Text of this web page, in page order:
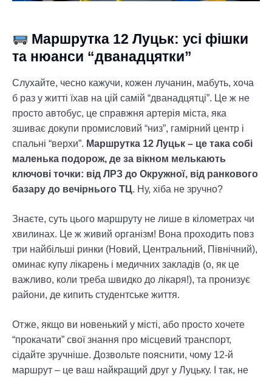
Маршрутка 12 Луцьк: усі фішки
та нюанси “дванадцятки”
Слухайте, чесно кажучи, кожен лучанин, мабуть, хоча
б раз у житті їхав на цій самій “дванадцятці”. Це ж не
просто автобус, це справжня артерія міста, яка
зшиває докупи промисловий “низ”, гамірний центр і
спальні “верхи”. Маршрутка 12 Луцьк – це така собі
маленька подорож, де за вікном мелькають
ключові точки: від ЛРЗ до Окружної, від ранкового
базару до вечірнього ТЦ. Ну, хіба не зручно?
Знаєте, суть цього маршруту не лише в кілометрах чи
хвилинах. Це ж живий організм! Вона проходить повз
три найбільші ринки (Новий, Центральний, Північний),
оминає купу лікарень і медичних закладів (о, як це
важливо, коли треба швидко до лікаря!), та пронизує
райони, де кипить студентське життя.
Отже, якщо ви новенький у місті, або просто хочете
“прокачати” свої знання про місцевий транспорт,
сідайте зручніше. Дозвольте пояснити, чому 12-й
маршрут – це ваш найкращий друг у Луцьку. І так, не